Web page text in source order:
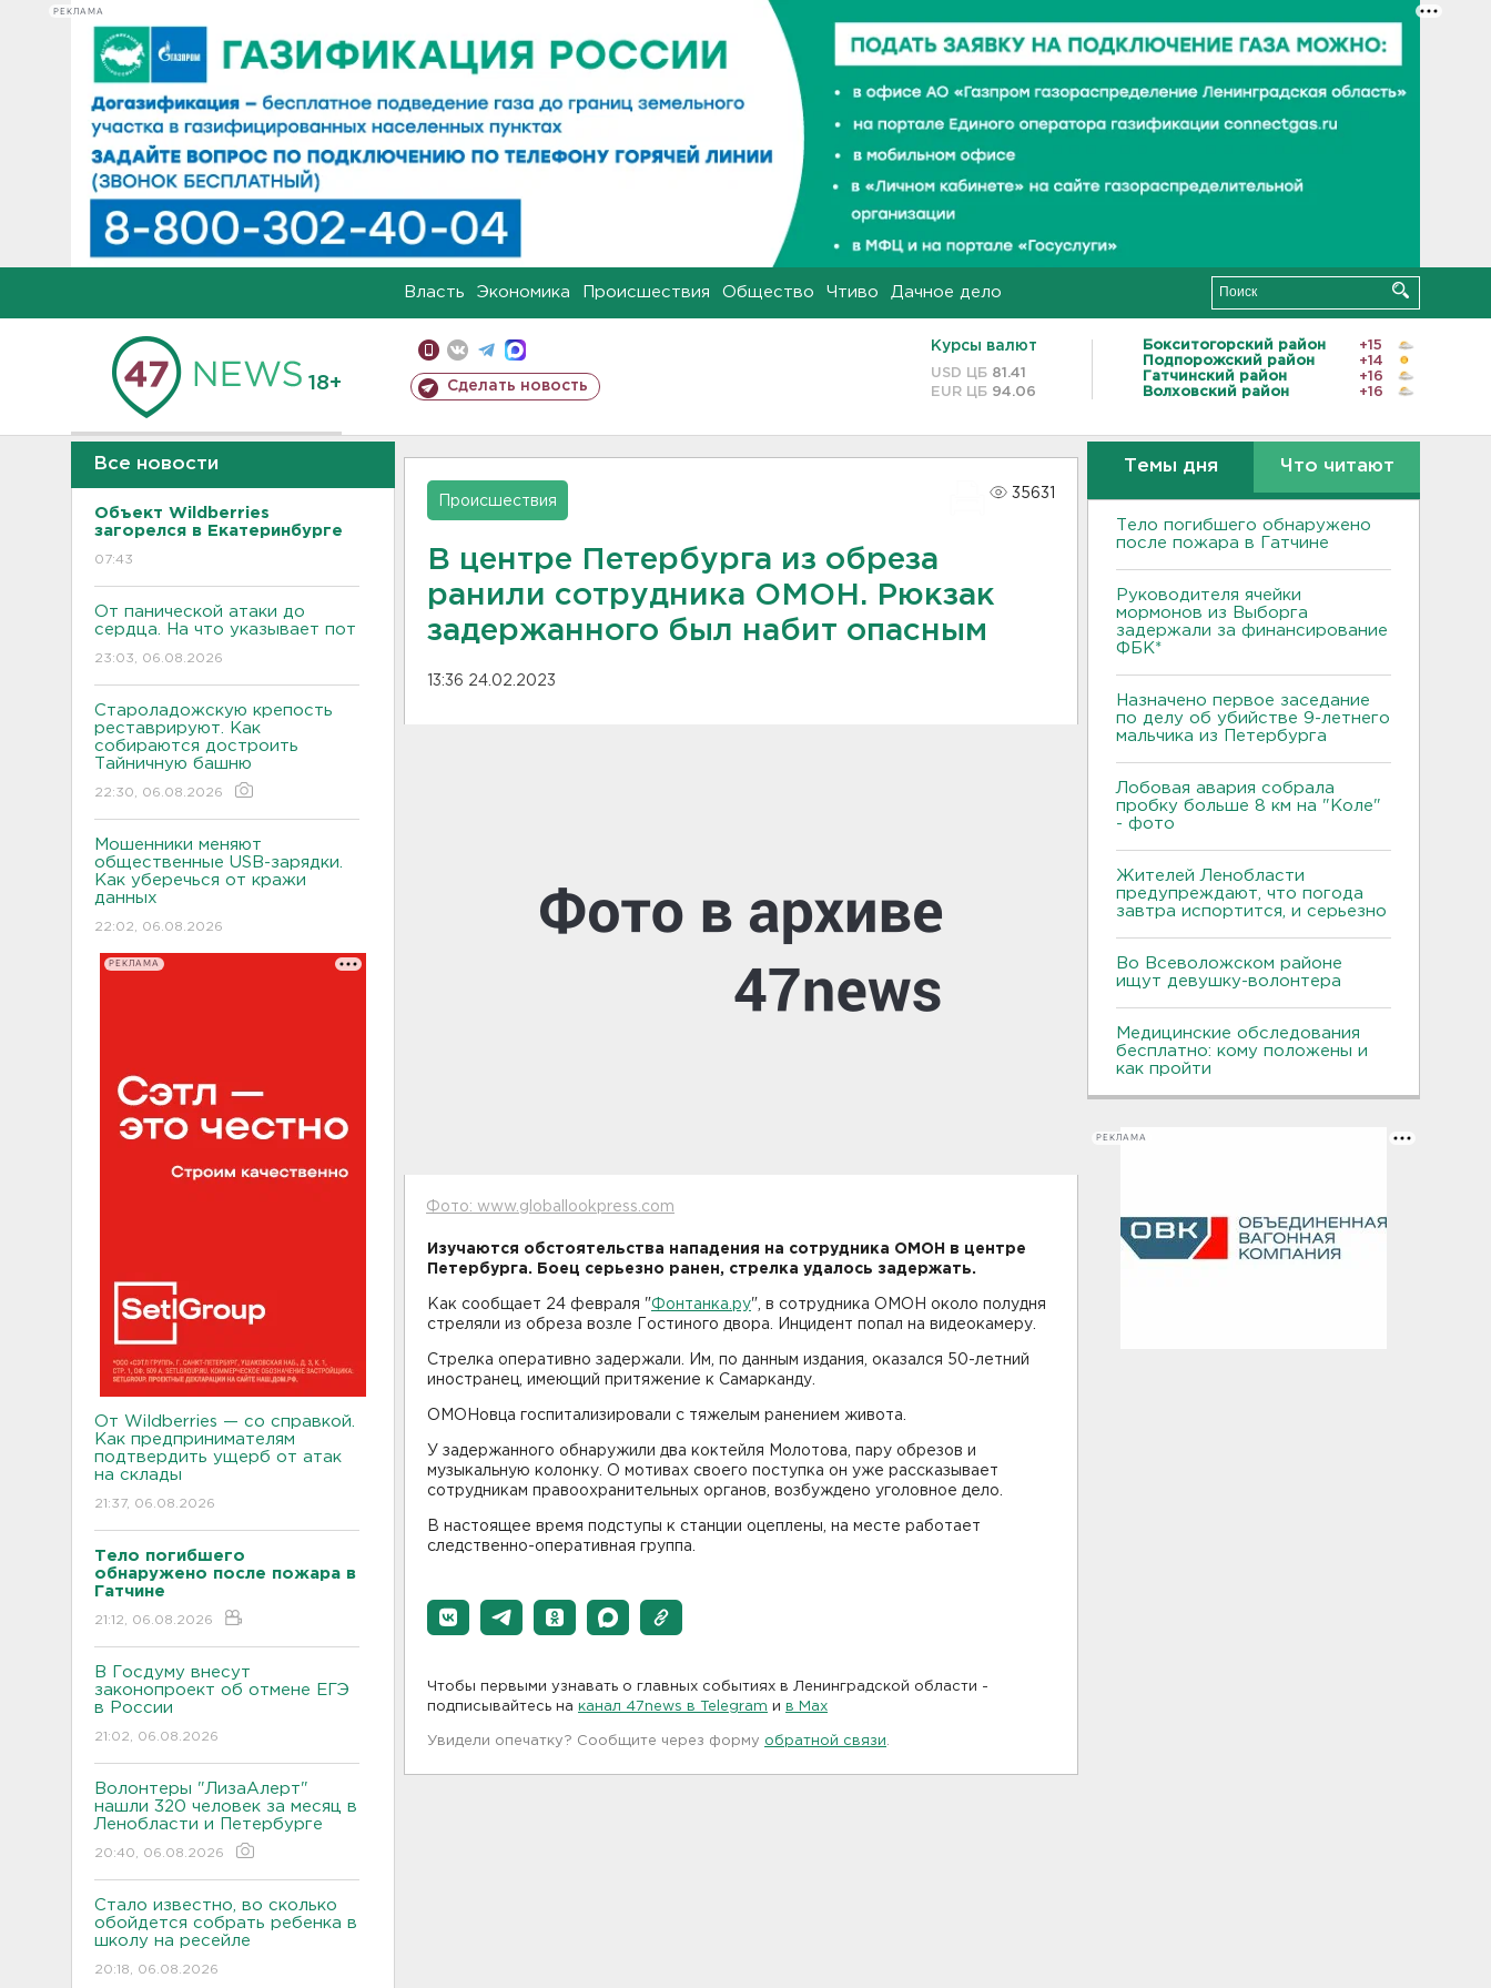
РЕКЛАМА
Власть Экономика Происшествия Общество Чтиво Дачное дело
18+ Сделать новость
Курсы валют
USD ЦБ 81.41
EUR ЦБ 94.06
Бокситогорский район
+15
Подпорожский район
+14
Гатчинский район
+16
Волховский район
+16
Все новости
Объект Wildberries
загорелся в Екатеринбурге
07:43
От панической атаки до
сердца. На что указывает пот
23:03, 06.08.2026
Староладожскую крепость
реставрируют. Как
собираются достроить
Тайничную башню
22:30, 06.08.2026
Мошенники меняют
общественные USB-зарядки.
Как уберечься от кражи
данных
22:02, 06.08.2026
РЕКЛАМА
От Wildberries — со справкой.
Как предпринимателям
подтвердить ущерб от атак
на склады
21:37, 06.08.2026
Тело погибшего
обнаружено после пожара в
Гатчине
21:12, 06.08.2026
В Госдуму внесут
законопроект об отмене ЕГЭ
в России
21:02, 06.08.2026
Волонтеры "ЛизаАлерт"
нашли 320 человек за месяц в
Ленобласти и Петербурге
20:40, 06.08.2026
Стало известно, во сколько
обойдется собрать ребенка в
школу на ресейле
20:18, 06.08.2026
Происшествия
35631
В центре Петербурга из обреза
ранили сотрудника ОМОН. Рюкзак
задержанного был набит опасным
13:36 24.02.2023
Фото: www.globallookpress.com
Изучаются обстоятельства нападения на сотрудника ОМОН в центре
Петербурга. Боец серьезно ранен, стрелка удалось задержать.
Как сообщает 24 февраля "Фонтанка.ру", в сотрудника ОМОН около полудня
стреляли из обреза возле Гостиного двора. Инцидент попал на видеокамеру.
Стрелка оперативно задержали. Им, по данным издания, оказался 50-летний
иностранец, имеющий притяжение к Самарканду.
ОМОНовца госпитализировали с тяжелым ранением живота.
У задержанного обнаружили два коктейля Молотова, пару обрезов и
музыкальную колонку. О мотивах своего поступка он уже рассказывает
сотрудникам правоохранительных органов, возбуждено уголовное дело.
В настоящее время подступы к станции оцеплены, на месте работает
следственно-оперативная группа.
Чтобы первыми узнавать о главных событиях в Ленинградской области -
подписывайтесь на канал 47news в Telegram и в Maх
Увидели опечатку? Сообщите через форму обратной связи
Темы дня Что читают
Тело погибшего обнаружено
после пожара в Гатчине
Руководителя ячейки
мормонов из Выборга
задержали за финансирование
ФБК*
Назначено первое заседание
по делу об убийстве 9-летнего
мальчика из Петербурга
Лобовая авария собрала
пробку больше 8 км на "Коле"
- фото
Жителей Ленобласти
предупреждают, что погода
завтра испортится, и серьезно
Во Всеволожском районе
ищут девушку-волонтера
Медицинские обследования
бесплатно: кому положены и
как пройти
РЕКЛАМА